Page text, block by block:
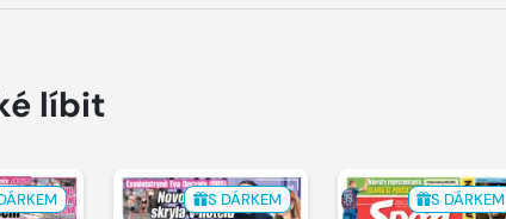
líbit
S DÁRKEM S DÁRKEM